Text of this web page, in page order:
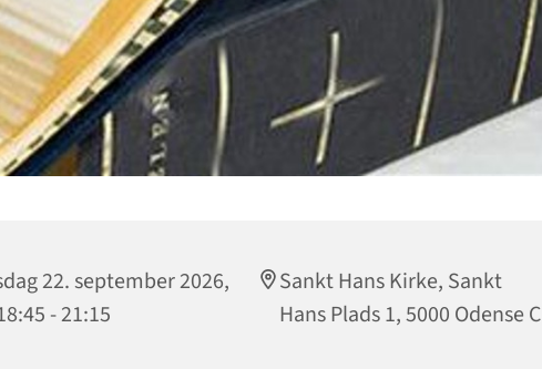
22. september 2026,
- 21:15
Sankt Hans Kirke, Sankt
Hans Plads 1, 5000 Odense C